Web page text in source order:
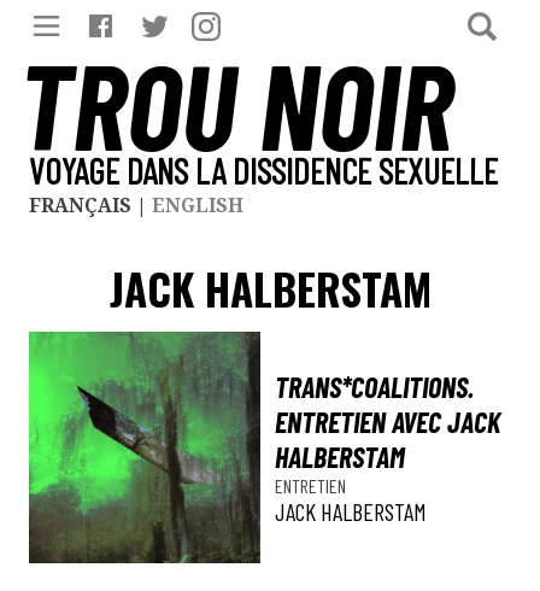
TROU NOIR
VOYAGE DANS LA DISSIDENCE SEXUELLE
FRANÇAIS | ENGLISH
JACK HALBERSTAM
TRANS*COALITIONS.
ENTRETIEN AVEC JACK
HALBERSTAM
ENTRETIEN
JACK HALBERSTAM